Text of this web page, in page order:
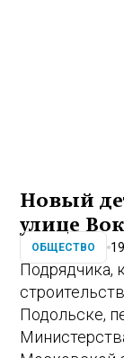
Новый
улице
ОБЩЕСТВО
Подрядчика,
Подольске,